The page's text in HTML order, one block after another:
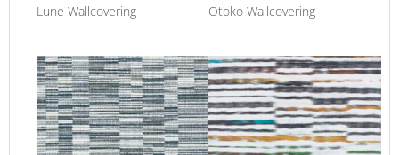
Lune Wallcovering Otoko Wallcovering